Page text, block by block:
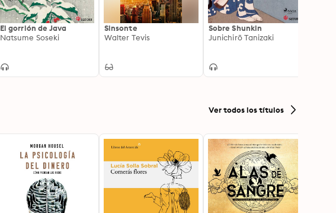
El gorrión de Java
Natsume Soseki
Sinsonte
Walter Tevis
Sobre Shunkin
Junichirō Tanizaki
Ver todos los títulos